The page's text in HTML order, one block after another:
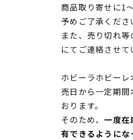
商品取り寄せに1
予めご了承くださ
また、売り切れ
にてご連絡させて
ホビーラホビー
売日から一定期
おります。
そのため、 一度
有できるように